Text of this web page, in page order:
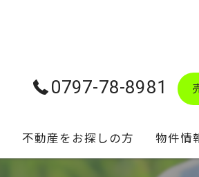
0797-78-8981
不動産をお探しの方 物件情